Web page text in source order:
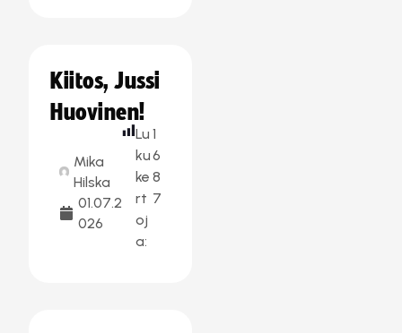
Kiitos, Jussi
Huovinen!
Mika
Hilska
01.07.2
026
Lu
ku
ke
rt
oj
a:
1
6
8
7